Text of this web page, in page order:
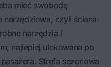
mieć swobodę
narzędziowa, czyli ściana
narzędzia i
najlepiej ulokowana po
Strefa sezonowa